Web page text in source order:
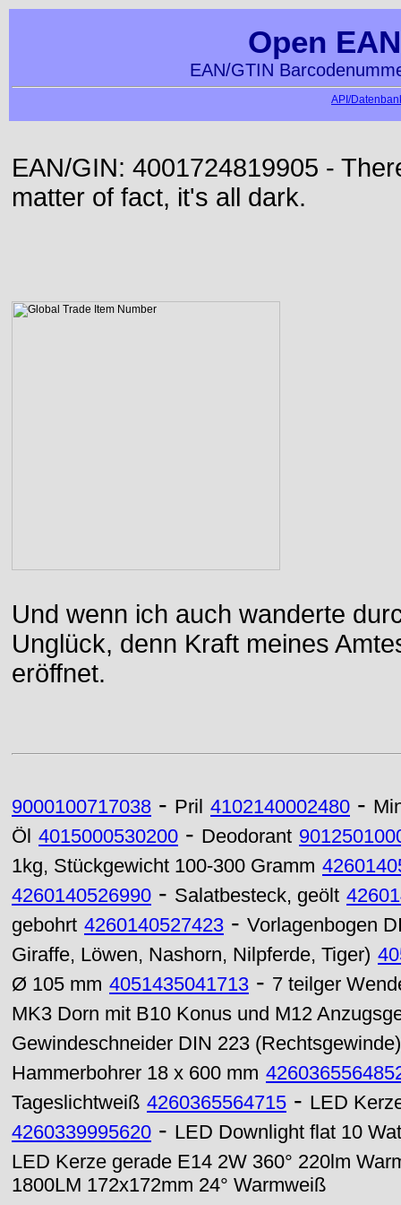
Open
EAN/GTIN
API/
EAN/GIN: 4001724819905 -
matter of fact, it's all dark.
Und wenn ich auch wanderte
Unglück, denn Kraft meines
eröffnet.
9000100717038 - Pril 4102140002480 -
Öl 4015000530200 - Deodorant
1kg, Stückgewicht 100-300 Gramm
4260140526990 - Salatbesteck, geölt
gebohrt 4260140527423 - Vorlagenbogen
Giraffe, Löwen, Nashorn, Nilpferde, Tiger)
Ø 105 mm 4051435041713 - 7 teilger
MK3 Dorn mit B10 Konus und M12
Gewindeschneider DIN 223 (Rechtsgewinde)
Hammerbohrer 18 x 600 mm
Tageslichtweiß 4260365564715 - LED
4260339995620 - LED Downlight flat 10
LED Kerze gerade E14 2W 360° 220lm
1800LM 172x172mm 24° Warmweiß